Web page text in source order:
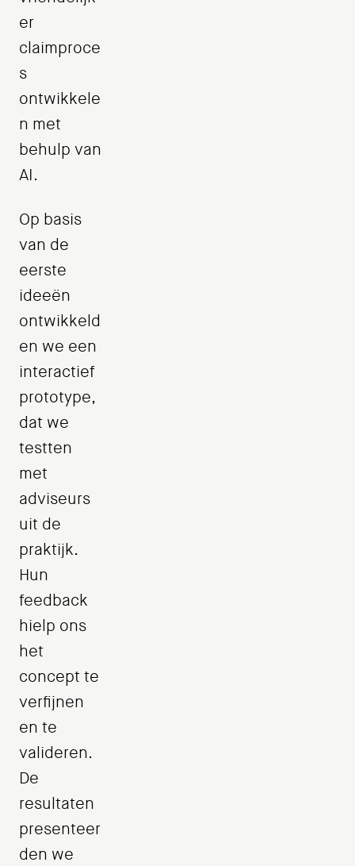
er
claimproce
s
ontwikkele
n met
behulp van
AI.
Op basis
van de
eerste
ideeën
ontwikkeld
en we een
interactief
prototype,
dat we
testten
met
adviseurs
uit de
praktijk.
Hun
feedback
hielp ons
het
concept te
verfijnen
en te
valideren.
De
resultaten
presenteer
den we